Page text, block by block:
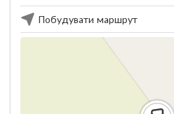
Побудувати маршрут